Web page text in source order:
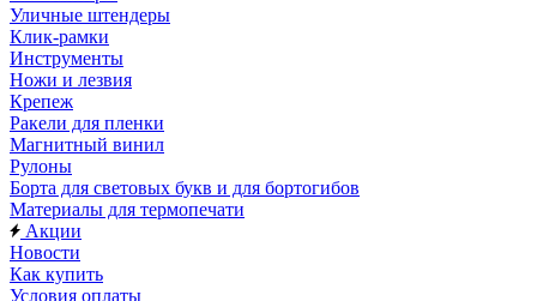
Уличные штендеры
Клик-рамки
Инструменты
Ножи и лезвия
Крепеж
Ракели для пленки
Магнитный винил
Рулоны
Борта для световых букв и для бортогибов
Материалы для термопечати
Акции
Новости
Как купить
Условия оплаты